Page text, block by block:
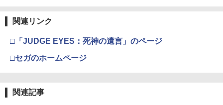
関連リンク
□「JUDGE EYES：死神の遺言」のページ
□セガのホームページ
関連記事